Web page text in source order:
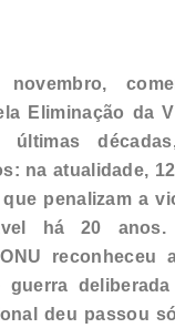
Eliminação da
últimas
na atualidade,
penalizam a
há 20
reconheceu
guerra
deu passou